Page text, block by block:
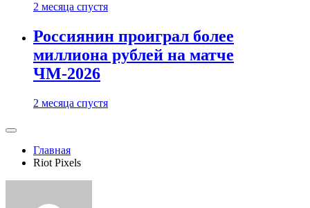
2 месяца спустя
Россиянин проиграл более
миллиона рублей на матче
ЧМ-2026
2 месяца спустя
Главная
Riot Pixels